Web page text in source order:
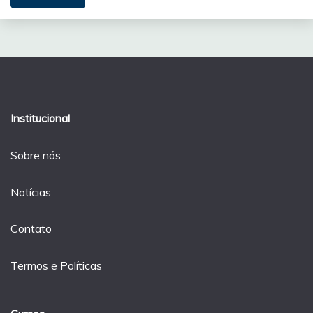
Institucional
Sobre nós
Notícias
Contato
Termos e Políticas